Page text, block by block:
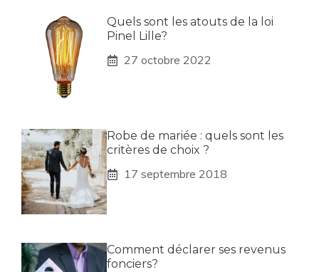
Quels sont les atouts de la loi
Pinel Lille?
27 octobre 2022
Robe de mariée : quels sont les
critères de choix ?
17 septembre 2018
Comment déclarer ses revenus
fonciers?